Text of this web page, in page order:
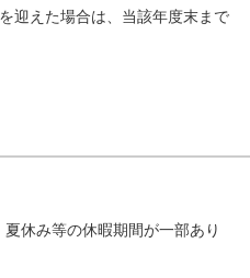
迎えた場合は、当該年度末まで
休み等の休暇期間が一部あり